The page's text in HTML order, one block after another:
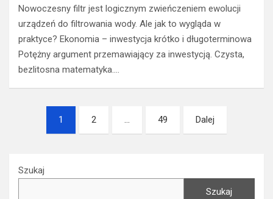
Nowoczesny filtr jest logicznym zwieńczeniem ewolucji
urządzeń do filtrowania wody. Ale jak to wygląda w
praktyce? Ekonomia – inwestycja krótko i długoterminowa
Potężny argument przemawiający za inwestycją. Czysta,
bezlitosna matematyka.…
Nawigacja
1 2 … 49 Dalej
Szukaj
Szukaj